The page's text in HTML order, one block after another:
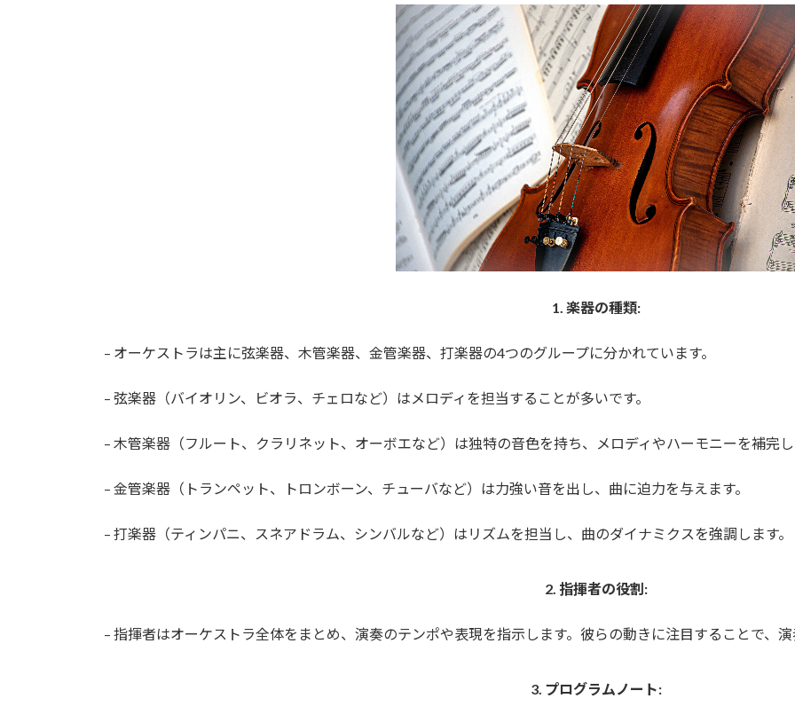
1. 楽器の種類:
– オーケストラは主に弦楽器、木管楽器、金管楽器、打楽器の4つのグループに分かれています。
– 弦楽器（バイオリン、ビオラ、チェロなど）はメロディを担当することが多いです。
– 木管楽器（フルート、クラリネット、オーボエなど）は独特の音色を持ち、メロディやハーモニーを補完
– 金管楽器（トランペット、トロンボーン、チューバなど）は力強い音を出し、曲に迫力を与えます。
– 打楽器（ティンパニ、スネアドラム、シンバルなど）はリズムを担当し、曲のダイナミクスを強調します。
2. 指揮者の役割:
– 指揮者はオーケストラ全体をまとめ、演奏のテンポや表現を指示します。彼らの動きに注目することで、
3. プログラムノート: